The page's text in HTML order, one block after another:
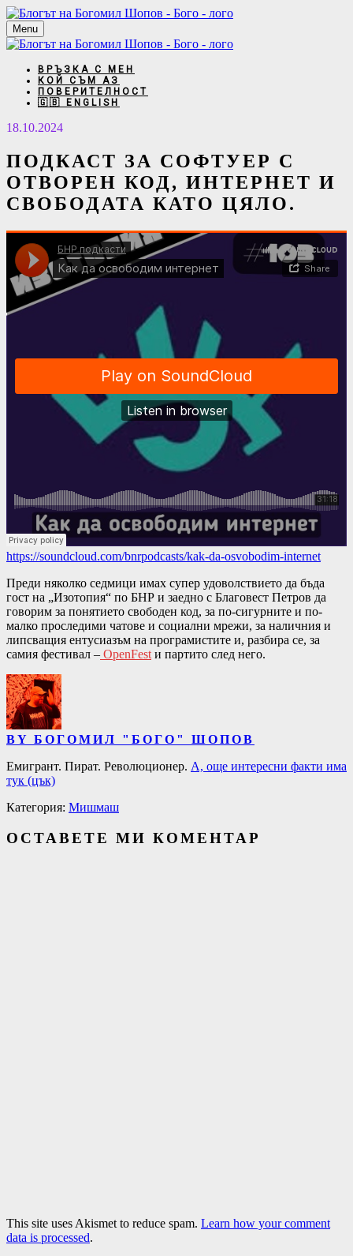
Menu
ВРЪЗКА С МЕН
КОЙ СЪМ АЗ
ПОВЕРИТЕЛНОСТ
🇬🇧 ENGLISH
18.10.2024
ПОДКАСТ ЗА СОФТУЕР С
ОТВОРЕН КОД, ИНТЕРНЕТ И
СВОБОДАТА КАТО ЦЯЛО.
https://soundcloud.com/bnrpodcasts/kak-da-osvobodim-internet
Преди няколко седмици имах супер удоволствието да бъда
гост на „Изотопия“ по БНР и заедно с Благовест Петров да
говорим за понятието свободен код, за по-сигурните и по-
малко проследими чатове и социални мрежи, за наличния и
липсващия ентусиазъм на програмистите и, разбира се, за
самия фестивал – OpenFest и партито след него.
BY БОГОМИЛ "БОГО" ШОПОВ
Емигрант. Пират. Революционер. А, още интересни факти има
тук (цък)
Категория: Мишмаш
ОСТАВЕТЕ МИ КОМЕНТАР
This site uses Akismet to reduce spam. Learn how your comment
data is processed.